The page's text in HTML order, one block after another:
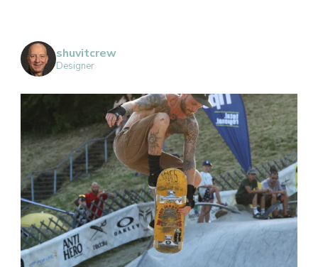
shuvitcrew
Designer